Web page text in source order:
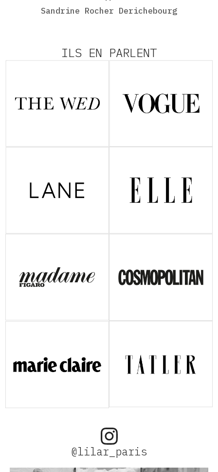
Sandrine Rocher Derichebourg
ILS EN PARLENT
@lilar_paris